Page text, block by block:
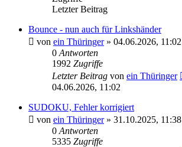
Letzter Beitrag
Bounce - nun auch für Linkshänder
von ein Thüringer» 04.06.2026, 11:02
0 Antworten
1992 Zugriffe
Letzter Beitrag von ein Thüringer
04.06.2026, 11:02
SUDOKU, Fehler korrigiert
von ein Thüringer» 31.10.2025, 11:38
0 Antworten
5335 Zugriffe